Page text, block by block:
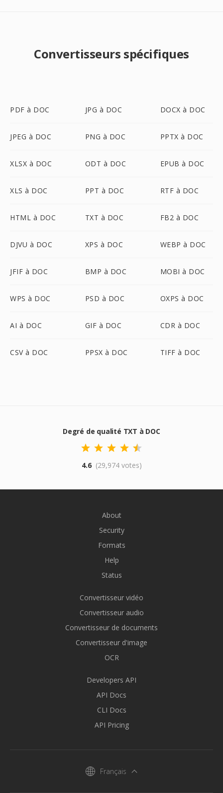
Convertisseurs spécifiques
PDF à DOC JPG à DOC DOCX à DOC
JPEG à DOC PNG à DOC PPTX à DOC
XLSX à DOC ODT à DOC EPUB à DOC
XLS à DOC PPT à DOC RTF à DOC
HTML à DOC TXT à DOC FB2 à DOC
DJVU à DOC XPS à DOC WEBP à DOC
JFIF à DOC BMP à DOC MOBI à DOC
WPS à DOC PSD à DOC OXPS à DOC
AI à DOC GIF à DOC CDR à DOC
CSV à DOC PPSX à DOC TIFF à DOC
Degré de qualité TXT à DOC
4.6 (29,974 votes)
About
Security
Formats
Help
Status
Convertisseur vidéo
Convertisseur audio
Convertisseur de documents
Convertisseur d'image
OCR
Developers API
API Docs
CLI Docs
API Pricing
Français